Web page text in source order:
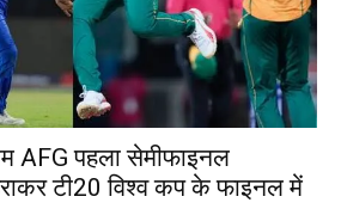
AFG पहला सेमीफाइनल
टी20 विश्व कप के फाइनल में